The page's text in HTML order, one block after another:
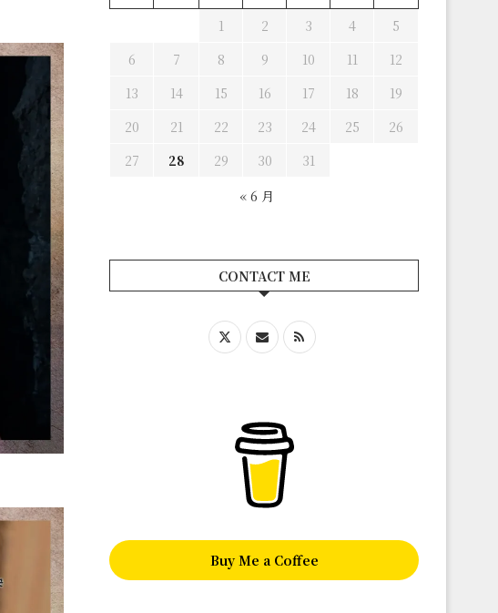
1 2 3 4
5
6
7 8 9 10 11
12
13
14 15 16 17 18
19
20
21 22 23 24 25
26
27
28 29 30
31
« 6 月
CONTACT ME
Buy Me a Coffee